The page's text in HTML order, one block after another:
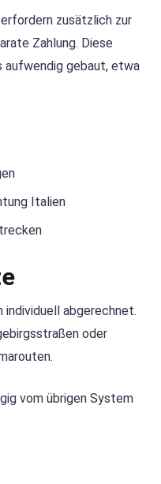
zusätzlich zur
Zahlung. Diese
aufwendig gebaut, etwa
Italien
individuell abgerechnet.
oder
vom übrigen System